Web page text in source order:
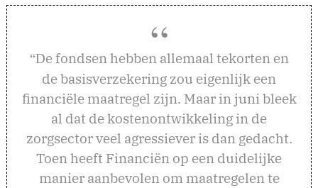
“De fondsen hebben allemaal tekorten en
de basisverzekering zou eigenlijk een
financiële maatregel zijn. Maar in juni bleek
al dat de kostenontwikkeling in de
zorgsector veel agressiever is dan gedacht.
Toen heeft Financiën op een duidelijke
manier aanbevolen om maatregelen te